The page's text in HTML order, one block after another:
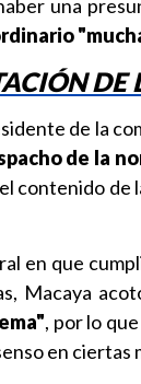
una
DE
de la
de la
contenido de
en que
Macaya
, por lo
en ciertas